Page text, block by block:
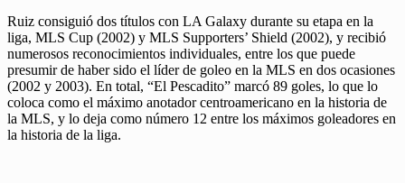
Ruiz consiguió dos títulos con LA Galaxy durante su etapa en la
liga, MLS Cup (2002) y MLS Supporters’ Shield (2002), y recibió
numerosos reconocimientos individuales, entre los que puede
presumir de haber sido el líder de goleo en la MLS en dos ocasiones
(2002 y 2003). En total, “El Pescadito” marcó 89 goles, lo que lo
coloca como el máximo anotador centroamericano en la historia de
la MLS, y lo deja como número 12 entre los máximos goleadores en
la historia de la liga.